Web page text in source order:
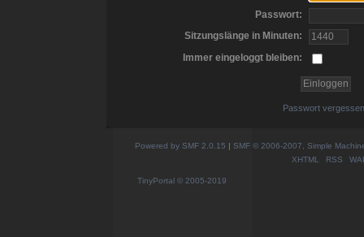
Passwort:
Sitzungslänge in Minuten:
Immer eingeloggt bleiben:
Passwort
Powered by SMF 2.0.15 | SMF © 2006-2007, Simple
XHTML
RSS
TinyPortal © 2005-2019